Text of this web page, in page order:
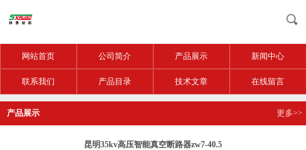
网站首页 公司简介 产品展示 新闻中心
联系我们 产品目录 技术文章 在线留言
产品展示 更多>>
昆明35kv高压智能真空断路器zw7-40.5